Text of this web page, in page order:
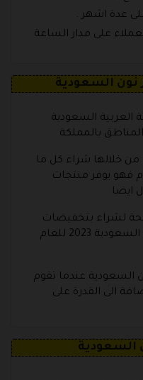
عدة اشهر .
على مدار الساعة
نون السعودية
العربية السعودية
من خلالها شراء كل ما
فهو يوفر منتجات
لشراء بتخفيضات
كبرى عند استخدام كود خصم نون السعودية 2023 للعام
السعودية عندما تقوم
الى القدرة على
السعودية